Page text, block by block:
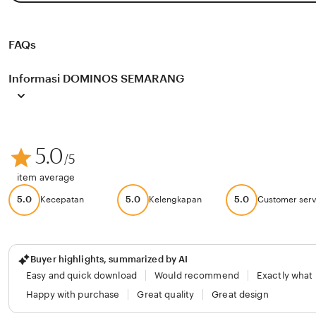
FAQs
Informasi DOMINOS SEMARANG
5.0/5
item average
5.0 Kecepatan 5.0 Kelengkapan 5.0 Customer
Buyer highlights, summarized by AI
Easy and quick download
Would recommend
Exactly what
Happy with purchase
Great quality Great design